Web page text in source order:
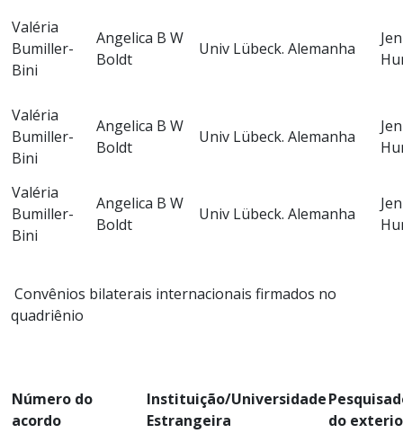
Valéria
Bumiller-
Bini
Angelica B W
Boldt
Univ Lübeck. Alemanha
Valéria
Bumiller-
Bini
Angelica B W
Boldt
Univ Lübeck. Alemanha
Valéria
Bumiller-
Bini
Angelica B W
Boldt
Univ Lübeck. Alemanha
Convênios bilaterais internacionais firmados no
quadriênio
Número do
acordo
Instituição/Universidade
Estrangeira
do